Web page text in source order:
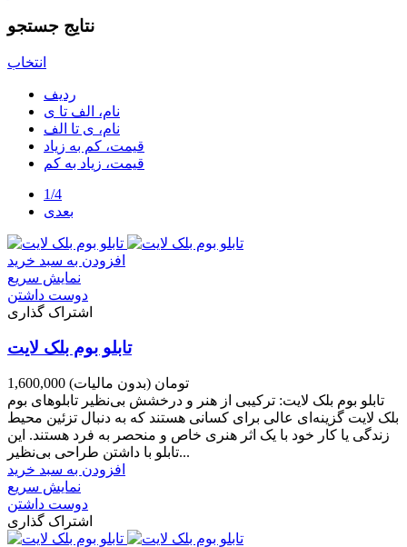
نتایج جستجو
انتخاب
ردیف
نام، الف تا ی
نام، ی تا الف
قیمت، کم به زیاد
قیمت، زیاد به کم
1/4
بعدی
افزودن به سبد خرید
نمایش سریع
دوست داشتن
اشتراک گذاری
تابلو بوم بلک لایت
1,600,000 تومان (بدون مالیات)
تابلو بوم بلک لایت: ترکیبی از هنر و درخشش بی‌نظیر تابلوهای بوم
بلک لایت گزینه‌ای عالی برای کسانی هستند که به دنبال تزئین محیط
زندگی یا کار خود با یک اثر هنری خاص و منحصر به فرد هستند. این
تابلو با داشتن طراحی بی‌نظیر...
افزودن به سبد خرید
نمایش سریع
دوست داشتن
اشتراک گذاری